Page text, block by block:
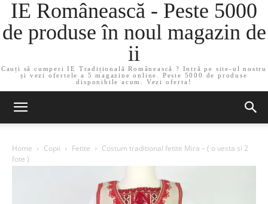
IE Românească - Peste 5000
de produse în noul magazin de
ii
Cauți să cumperi IE Tradițională Românească ? Intră pe site-ul nostru
și vezi ofertele a 5 magazine online. Peste 5000 de produse
disponibile acum. Vezi oferta!
Home Copii Fetite
Costum traditional fetite Mira – ( o vesta si 2
fote )